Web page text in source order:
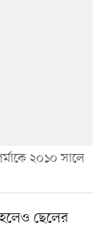
২০১০ সালে
ছেলের